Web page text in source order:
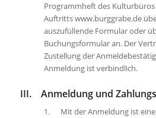
Programmheft des
Auftritts www.burggrabe.de
auszufüllende Formular oder
Buchungsformular an. Der
Zustellung der
Anmeldung ist verbindlich.
III. Anmeldung und
1. Mit der Anmeldung ist eine